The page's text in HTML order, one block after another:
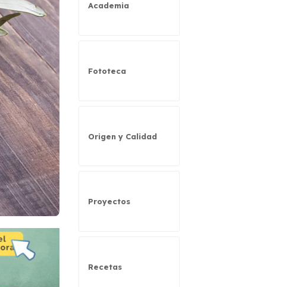
Academia
Fototeca
Origen y Calidad
Proyectos
Recetas